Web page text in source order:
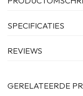
SPECIFICATIES
REVIEWS
GERELATEERDE